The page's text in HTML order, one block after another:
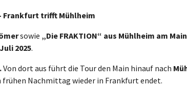
Frankfurt trifft Mühlheim
sowie „Die FRAKTION“ aus Mühlheim am Main
2025.
Von dort aus führt die Tour den Main hinauf nach
frühen Nachmittag wieder in Frankfurt endet.